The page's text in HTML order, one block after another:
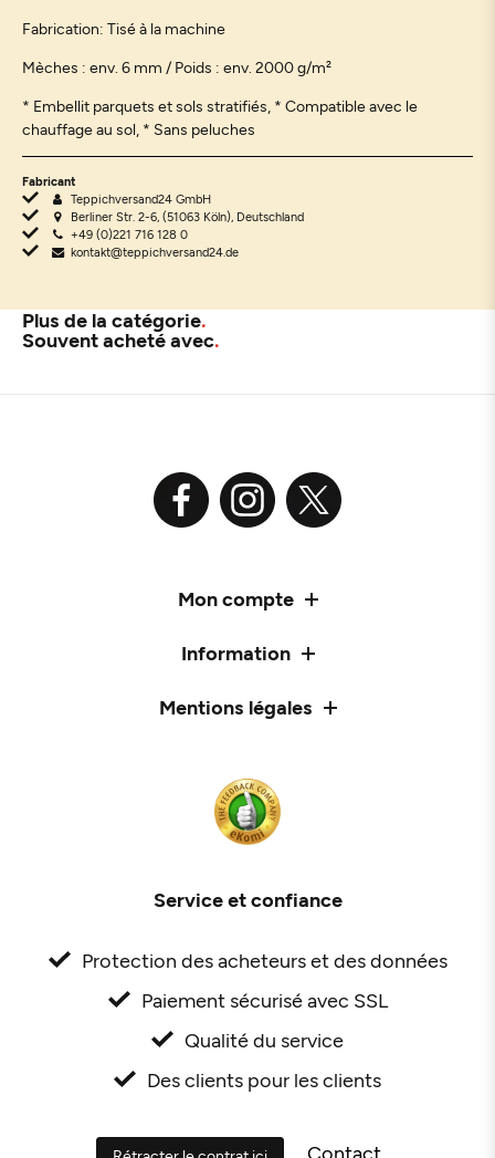
Fabrication: Tisé à la machine
Mèches : env. 6 mm / Poids : env. 2000 g/m²
* Embellit parquets et sols stratifiés, * Compatible avec le
chauffage au sol, * Sans peluches
Fabricant
Teppichversand24 GmbH
Berliner Str. 2-6, (51063 Köln), Deutschland
+49 (0)221 716 128 0
kontakt@teppichversand24.de
Plus de la catégorie
Souvent acheté avec
Mon compte
Information
Mentions légales
Service et confiance
Protection des acheteurs et des données
Paiement sécurisé avec SSL
Qualité du service
Des clients pour les clients
Contact